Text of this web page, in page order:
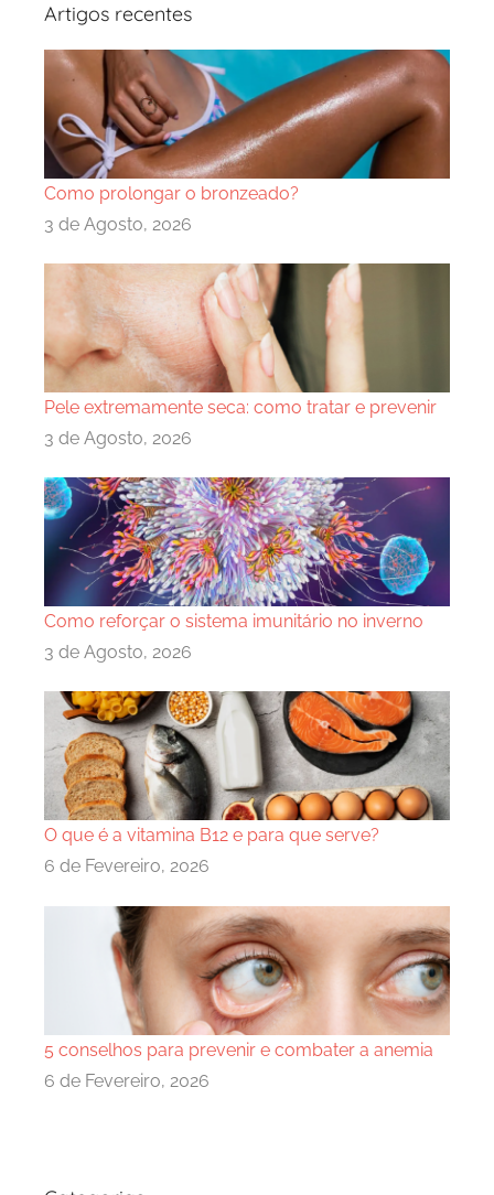
Artigos recentes
Como prolongar o bronzeado?
3 de Agosto, 2026
Pele extremamente seca: como tratar e prevenir
3 de Agosto, 2026
Como reforçar o sistema imunitário no inverno
3 de Agosto, 2026
O que é a vitamina B12 e para que serve?
6 de Fevereiro, 2026
5 conselhos para prevenir e combater a anemia
6 de Fevereiro, 2026